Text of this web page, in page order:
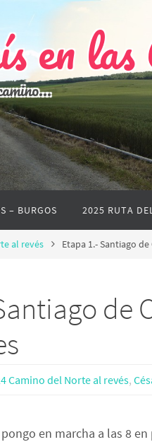
en
– BURGOS 2025 RUTA
al revés Etapa 1.- Santiago
de
Camino del Norte al revés,
en marcha a las 8